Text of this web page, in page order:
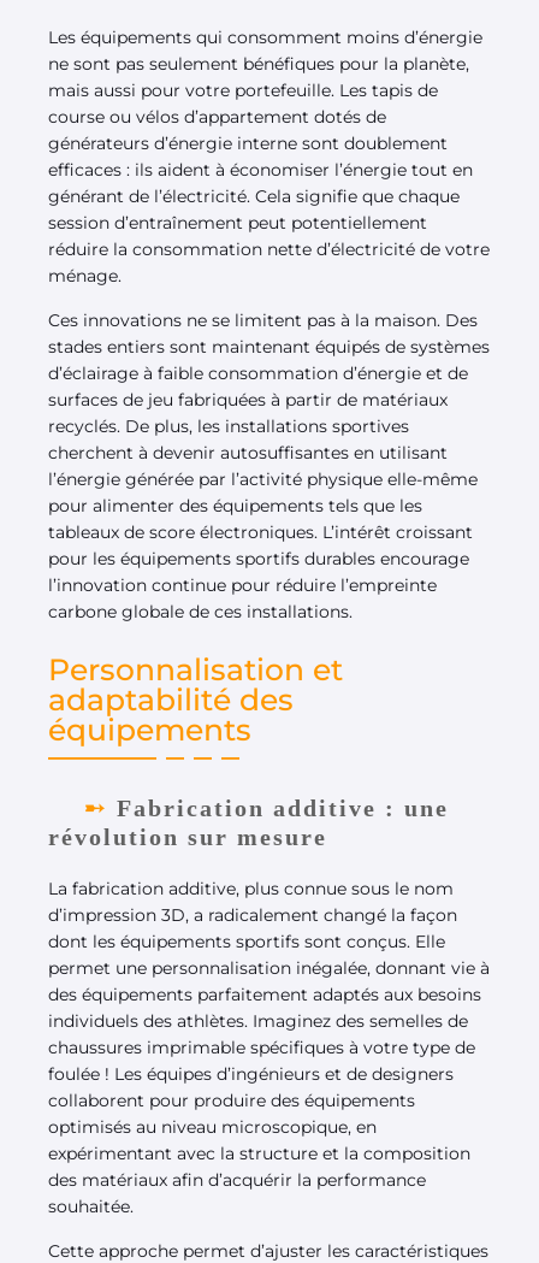
Les équipements qui consomment moins d’énergie
ne sont pas seulement bénéfiques pour la planète,
mais aussi pour votre portefeuille. Les tapis de
course ou vélos d’appartement dotés de
générateurs d’énergie interne sont doublement
efficaces : ils aident à économiser l’énergie tout en
générant de l’électricité. Cela signifie que chaque
session d’entraînement peut potentiellement
réduire la consommation nette d’électricité de votre
ménage.
Ces innovations ne se limitent pas à la maison. Des
stades entiers sont maintenant équipés de systèmes
d’éclairage à faible consommation d’énergie et de
surfaces de jeu fabriquées à partir de matériaux
recyclés. De plus, les installations sportives
cherchent à devenir autosuffisantes en utilisant
l’énergie générée par l’activité physique elle-même
pour alimenter des équipements tels que les
tableaux de score électroniques. L’intérêt croissant
pour les équipements sportifs durables encourage
l’innovation continue pour réduire l’empreinte
carbone globale de ces installations.
Personnalisation et
adaptabilité des
équipements
Fabrication additive : une
révolution sur mesure
La fabrication additive, plus connue sous le nom
d’impression 3D, a radicalement changé la façon
dont les équipements sportifs sont conçus. Elle
permet une personnalisation inégalée, donnant vie à
des équipements parfaitement adaptés aux besoins
individuels des athlètes. Imaginez des semelles de
chaussures imprimable spécifiques à votre type de
foulée ! Les équipes d’ingénieurs et de designers
collaborent pour produire des équipements
optimisés au niveau microscopique, en
expérimentant avec la structure et la composition
des matériaux afin d’acquérir la performance
souhaitée.
Cette approche permet d’ajuster les caractéristiques